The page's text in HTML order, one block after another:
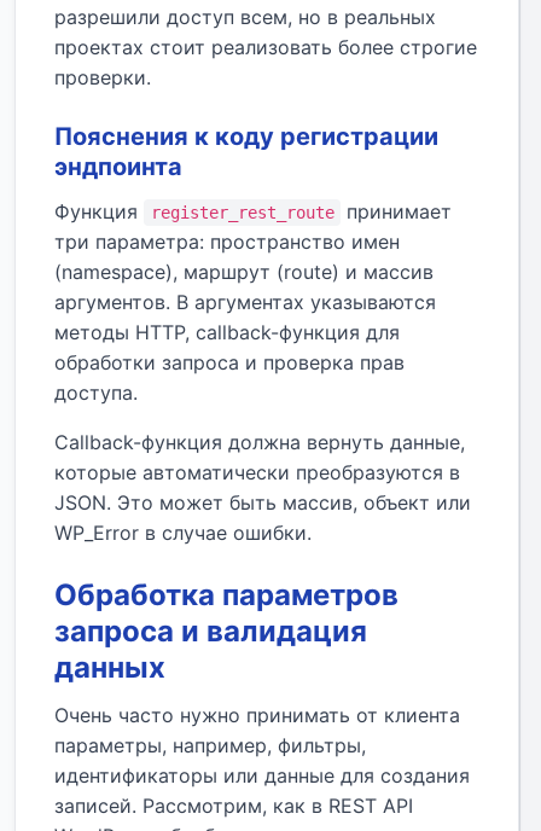
разрешили доступ всем, но в реальных
проектах стоит реализовать более строгие
проверки.
Пояснения к коду регистрации
эндпоинта
Функция register_rest_route
принимает
три параметра: пространство имен
(namespace), маршрут (route) и массив
аргументов. В аргументах указываются
методы HTTP, callback-функция для
обработки запроса и проверка прав
доступа.
Callback-функция должна вернуть данные,
которые автоматически преобразуются в
JSON. Это может быть массив, объект или
WP_Error в случае ошибки.
Обработка параметров
запроса и валидация
данных
Очень часто нужно принимать от клиента
параметры, например, фильтры,
идентификаторы или данные для создания
записей. Рассмотрим, как в REST API